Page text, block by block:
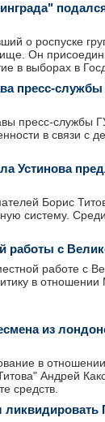
о роспуске
Он
в выборах в
пресс-
пресс-
в связи с
Устинова
Борис
систему.
работы с
работе с
в отношении
из
в
Андрей
средств.